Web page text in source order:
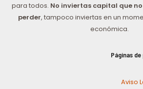
para todos. No inviertas capital que
perder, tampoco inviertas en un
económica.
Páginas
Aviso